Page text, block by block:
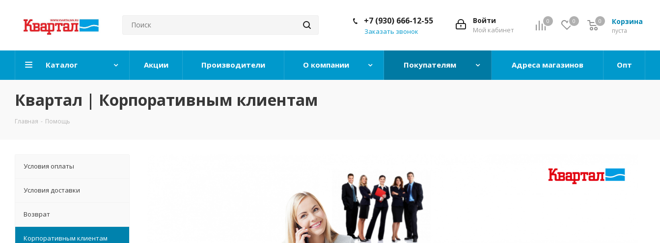
0 0 Корзина
0
пуста
0
Войти
Мой кабинет
+7 (930) 666-12-55
Заказать звонок
Каталог Акции Производители О компании Покупателям Адреса магазинов Опт
Квартал | Корпоративным клиентам
Главная - Помощь
Условия оплаты
Условия доставки
Возврат
Корпоративным клиентам